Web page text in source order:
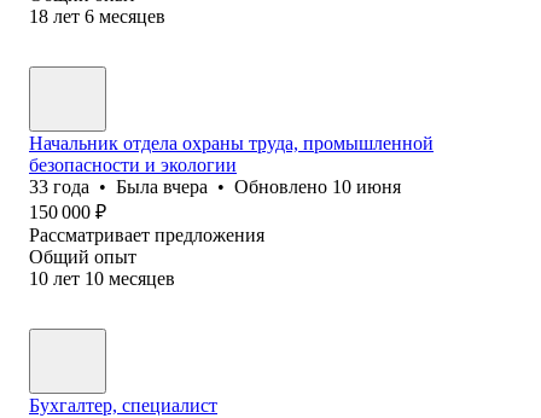
18 лет 6 месяцев
Начальник отдела охраны труда, промышленной
безопасности и экологии
33 года • Была вчера • Обновлено 10 июня
150 000 ₽
Рассматривает предложения
Общий опыт
10 лет 10 месяцев
Бухгалтер, специалист